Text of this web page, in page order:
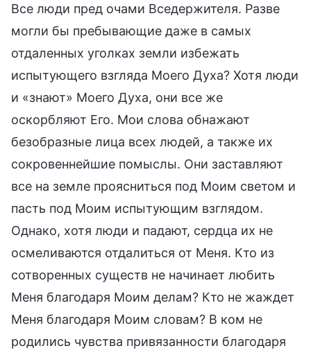
Все люди пред очами Вседержителя. Разве
могли бы пребывающие даже в самых
отдаленных уголках земли избежать
испытующего взгляда Моего Духа? Хотя люди
и «знают» Моего Духа, они все же
оскорбляют Его. Мои слова обнажают
безобразные лица всех людей, а также их
сокровеннейшие помыслы. Они заставляют
все на земле проясниться под Моим светом и
пасть под Моим испытующим взглядом.
Однако, хотя люди и падают, сердца их не
осмеливаются отдалиться от Меня. Кто из
сотворенных существ не начинает любить
Меня благодаря Моим делам? Кто не жаждет
Меня благодаря Моим словам? В ком не
родились чувства привязанности благодаря